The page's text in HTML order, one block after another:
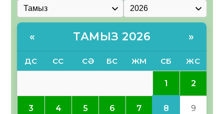
« ТАМЫЗ 2026 »
ДС СС СӘ БС ЖМ СБ ЖС
1 2
3 4 5 6 7 8 9